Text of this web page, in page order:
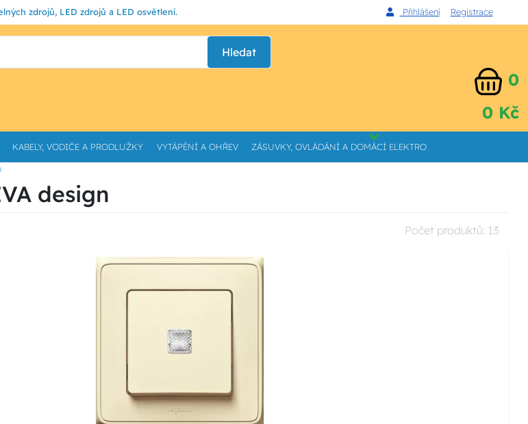
zdrojů, LED zdrojů a LED osvětlení. Přihlášení Registrace
Hledat
0
0 Kč
KABELY, VODIČE A PRODLUŽKY VYTÁPĚNÍ A OHŘEV ZÁSUVKY, OVLÁDÁNÍ A DOMÁCÍ ELEKTRO
design
Počet produktů: 13